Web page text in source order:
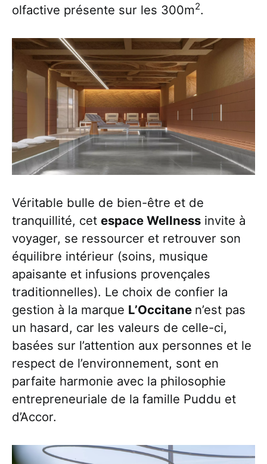
olfactive présente sur les 300m2.
Véritable bulle de bien-être et de
tranquillité, cet espace Wellness invite à
voyager, se ressourcer et retrouver son
équilibre intérieur (soins, musique
apaisante et infusions provençales
traditionnelles). Le choix de confier la
gestion à la marque L’Occitane n’est pas
un hasard, car les valeurs de celle-ci,
basées sur l’attention aux personnes et le
respect de l’environnement, sont en
parfaite harmonie avec la philosophie
entrepreneuriale de la famille Puddu et
d’Accor.